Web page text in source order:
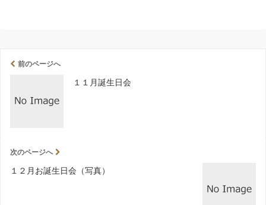
前のページへ
１１月誕生日会
次のページへ
１２月お誕生日会（写真）